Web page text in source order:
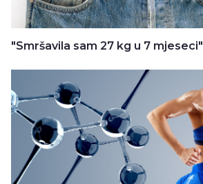
"Smršavila sam 27 kg u 7 mjeseci"